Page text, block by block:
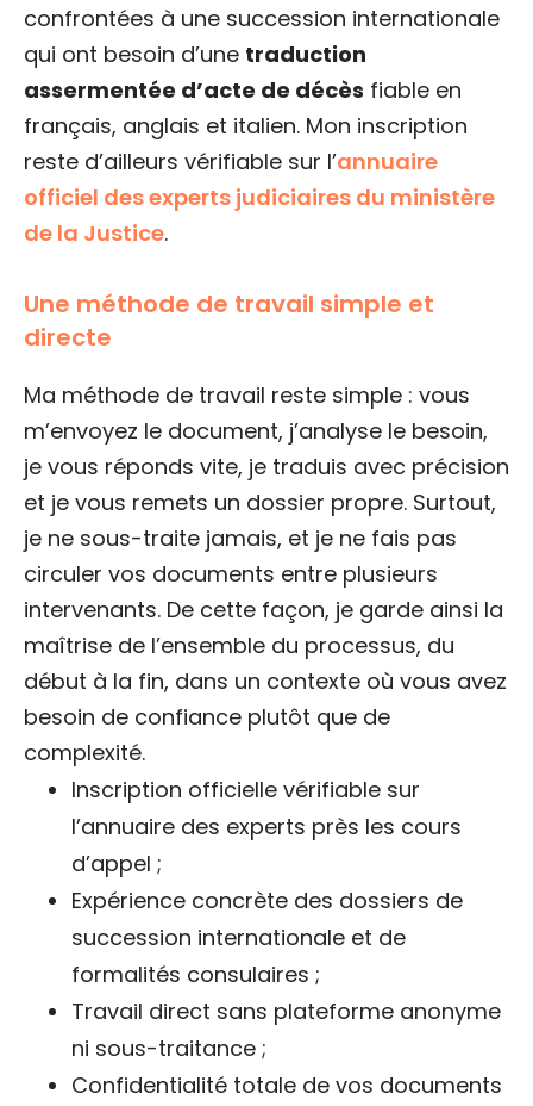
confrontées à une succession internationale
qui ont besoin d’une traduction
assermentée d’acte de décès fiable en
français, anglais et italien. Mon inscription
reste d’ailleurs vérifiable sur l’annuaire
officiel des experts judiciaires du ministère
de la Justice.
Une méthode de travail simple et
directe
Ma méthode de travail reste simple : vous
m’envoyez le document, j’analyse le besoin,
je vous réponds vite, je traduis avec précision
et je vous remets un dossier propre. Surtout,
je ne sous-traite jamais, et je ne fais pas
circuler vos documents entre plusieurs
intervenants. De cette façon, je garde ainsi la
maîtrise de l’ensemble du processus, du
début à la fin, dans un contexte où vous avez
besoin de confiance plutôt que de
complexité.
Inscription officielle vérifiable sur
l’annuaire des experts près les cours
d’appel ;
Expérience concrète des dossiers de
succession internationale et de
formalités consulaires ;
Travail direct sans plateforme anonyme
ni sous-traitance ;
Confidentialité totale de vos documents